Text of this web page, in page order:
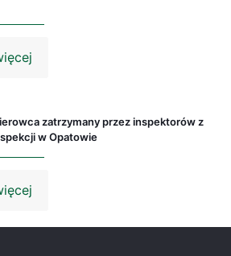
zatrzymany przez inspektorów z
w Opatowie